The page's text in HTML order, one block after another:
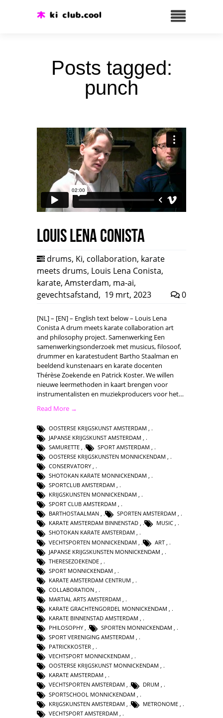
Posts tagged:
punch
Louis Lena Conista
drums, Ki, collaboration, karate
meets drums, Louis Lena Conista,
karate, Amsterdam, ma-ai,
gevechtsafstand, 19 mrt, 2023 0
[NL] – [EN] – English text below – Louis Lena
Conista A drum meets karate collaboration art
and philosophy project. Samenwerking Een
samenwerkingsonderzoek met musicus, filosoof,
drummer en karatestudent Bartho Staalman en
beeldend kunstenaars en karate docenten
Thérèse Zoekende en Patrick Koster. We willen
nieuwe leermethoden in kaart brengen voor
instrumentalisten en muziekproducers voor het…
Read More →
OOSTERSE KRIJGSKUNST AMSTERDAM
JAPANSE KRIJGSKUNST AMSTERDAM
SAMURETTE
SPORT AMSTERDAM
OOSTERSE KRIJGSKUNSTEN MONNICKENDAM
CONSERVATORY ,
SHOTOKAN KARATE MONNICKENDAM ,
SPORTCLUB AMSTERDAM ,
KRIJGSKUNSTEN MONNICKENDAM ,
SPORT CLUB AMSTERDAM ,
BARTHOSTAALMAN , SPORTEN AMSTERDAM ,
KARATE AMSTERDAM BINNENSTAD , MUSIC ,
SHOTOKAN KARATE AMSTERDAM ,
VECHTSPORTEN MONNICKENDAM
ART
JAPANSE KRIJGSKUNSTEN MONNICKENDAM
THERESEZOEKENDE
SPORT MONNICKENDAM
KARATE AMSTERDAM CENTRUM
COLLABORATION
MARTIAL ARTS AMSTERDAM
KARATE GRACHTENGORDEL MONNICKENDAM
KARATE BINNENSTAD AMSTERDAM ,
PHILOSOPHY , SPORTEN MONNICKENDAM ,
SPORT VERENIGING AMSTERDAM ,
PATRICKKOSTER ,
VECHTSPORT MONNICKENDAM ,
OOSTERSE KRIJGSKUNST MONNICKENDAM ,
KARATE AMSTERDAM ,
VECHTSPORTEN AMSTERDAM , DRUM ,
SPORTSCHOOL MONNICKENDAM
KRIJGSKUNSTEN AMSTERDAM
METRONOME
VECHTSPORT AMSTERDAM